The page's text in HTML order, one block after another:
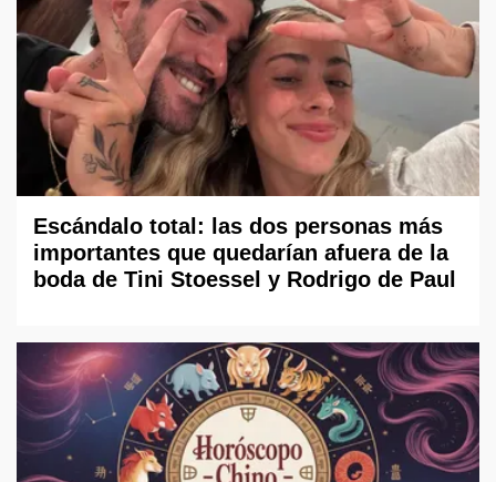
Escándalo total: las dos personas más
importantes que quedarían afuera de la
boda de Tini Stoessel y Rodrigo de Paul